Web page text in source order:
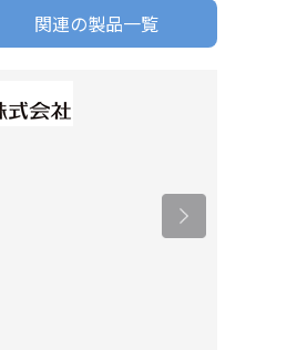
関連の製品一覧